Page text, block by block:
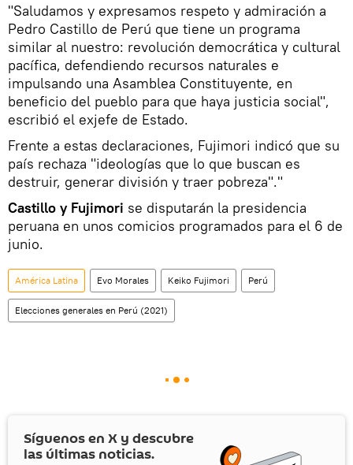
"Saludamos y expresamos respeto y admiración a
Pedro Castillo de Perú que tiene un programa
similar al nuestro: revolución democrática y cultural
pacífica, defendiendo recursos naturales e
impulsando una Asamblea Constituyente, en
beneficio del pueblo para que haya justicia social",
escribió el exjefe de Estado.
Frente a estas declaraciones, Fujimori indicó que su
país rechaza "ideologías que lo que buscan es
destruir, generar división y traer pobreza"."
Castillo y Fujimori se disputarán la presidencia
peruana en unos comicios programados para el 6 de
junio.
América Latina Evo Morales Keiko Fujimori Perú
Elecciones generales en Perú (2021)
Síguenos en X y descubre
las últimas noticias.